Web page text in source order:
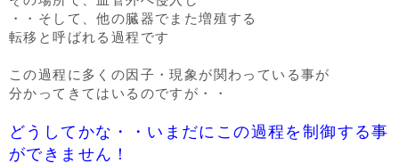
・・そして、他の臓器でまた増殖する
転移と呼ばれる過程です
この過程に多くの因子・現象が関わっている事が
分かってきてはいるのですが・・
どうしてかな・・いまだにこの過程を制御する事
ができません！